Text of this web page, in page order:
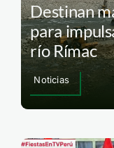
Destinan
para
río Rímac
Noticias